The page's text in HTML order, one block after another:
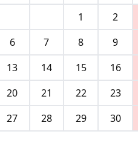
1
2
6 7 8 9
13 14 15 16
20 21 22 23
27 28 29 30